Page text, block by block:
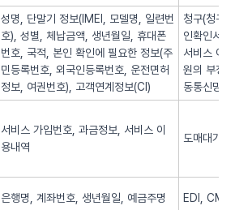
성명, 단말기 정보(IMEI, 모델명, 일련번
호), 성별, 체납금액, 생년월일, 휴대폰
번호, 국적, 본인 확인에 필요한 정보(주
민등록번호, 외국인등록번호, 운전면허
정보, 여권번호), 고객연계정보(CI)
청구(청구
인확인서
서비스 이
원의 부정
동통신망
서비스 가입번호, 과금정보, 서비스 이
용내역
도매대가
은행명, 계좌번호, 생년월일, 예금주명 EDI, CMS